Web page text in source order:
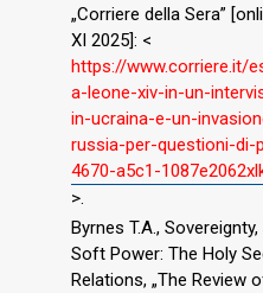
„Corriere della Sera”
XI 2025]: <
https://www.corriere.it/
a-leone-xiv-in-un-
in-ucraina-e-un-
russia-per-questioni-di-
4670-a5c1-
>.
Byrnes T.A.,
Soft Power: The Holy
Relations, „The Review